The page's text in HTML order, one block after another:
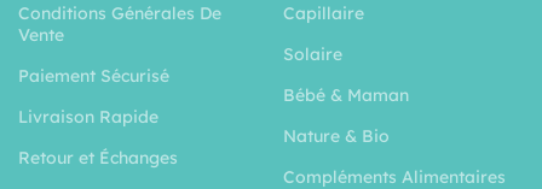
Conditions Générales De
Vente
Paiement Sécurisé
Livraison Rapide
Retour et Échanges
Capillaire
Solaire
Bébé & Maman
Nature & Bio
Compléments Alimentaires